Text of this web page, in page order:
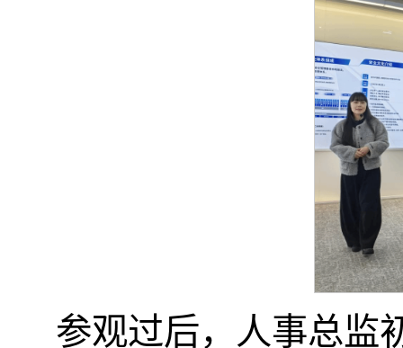
参观过后，人事总监